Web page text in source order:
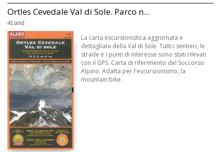
Ortles Cevedale Val di Sole. Parco n...
4Land
La carta escursionistica aggiornata e
dettagliata della Val di Sole. Tutti i sentieri, le
strade e i punti di interesse sono stati rilevati
con il GPS. Carta di riferimento del Soccorso
Alpino. Adatta per l'escursionismo, la
mountain bike.